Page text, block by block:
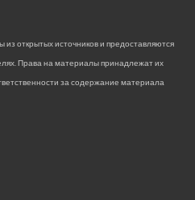
открытых источников и предоставляются
Права на материалы принадлежат их
за содержание материала